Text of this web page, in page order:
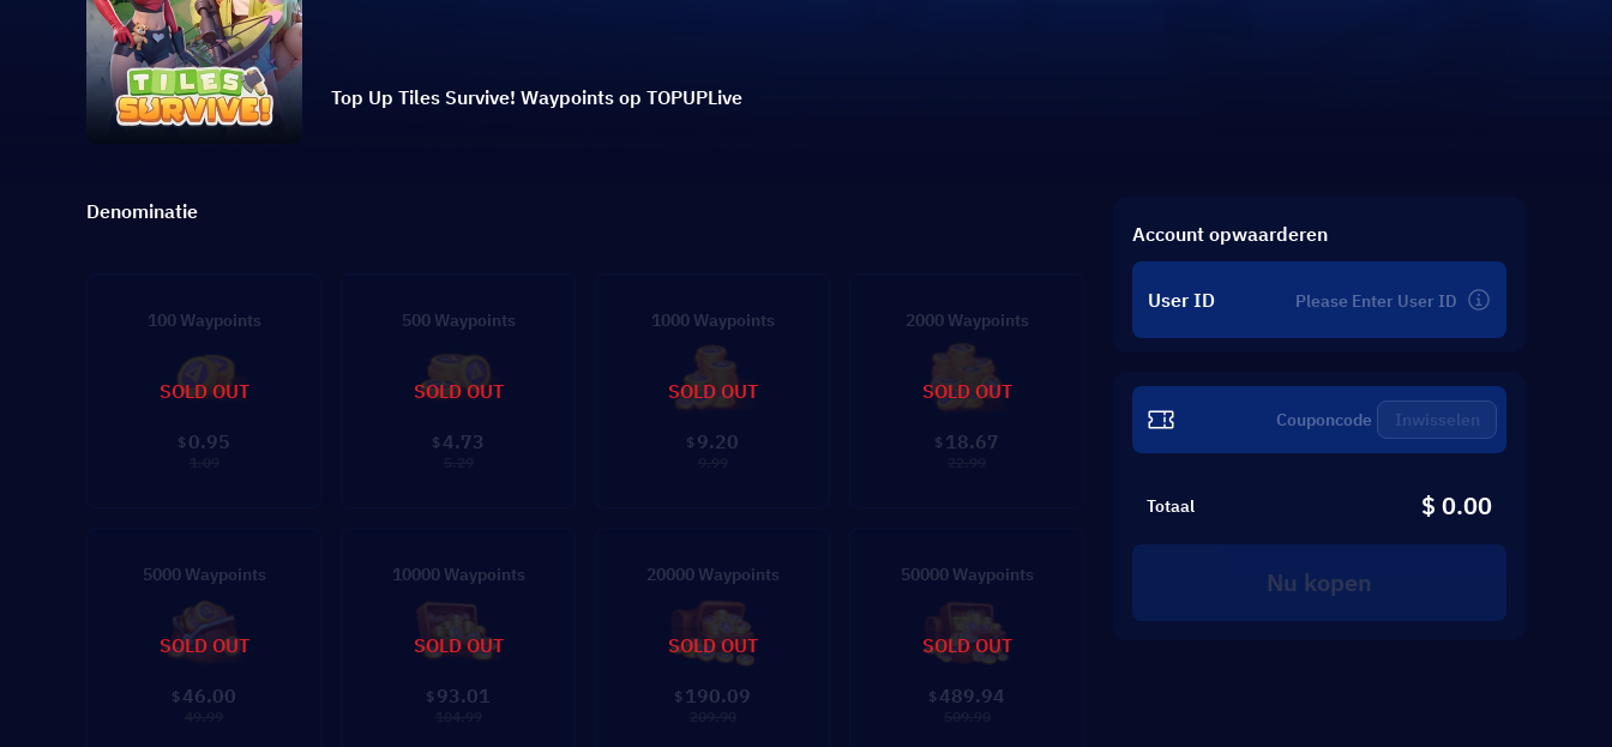
Top Up Tiles Survive! Waypoints op TOPUPLive
Denominatie
100 Waypoints
$ 0.95
SOLD OUT
500 Waypoints
$ 4.73
SOLD OUT
1000 Waypoints
$ 9.20
SOLD OUT
2000 Waypoints
$ 18.67
SOLD OUT
5000 Waypoints
$ 46.00
SOLD OUT
10000 Waypoints
$ 93.01
SOLD OUT
20000 Waypoints
$ 190.09
SOLD OUT
50000 Waypoints
$ 489.94
SOLD OUT
Account opwaarderen
User ID
Inwisselen
Totaal $ 0.00
Nu kopen